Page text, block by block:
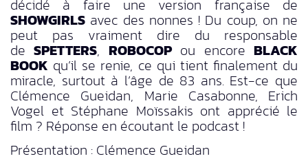
décidé à faire une version française de
SHOWGIRLS avec des nonnes ! Du coup, on ne
peut pas vraiment dire du responsable
deSPETTERS, ROBOCOPou encoreBLACK
BOOK qu’il se renie, ce qui tient finalement du
miracle, surtout à l’âge de 83 ans. Est-ce que
Clémence Gueidan, Marie Casabonne, Erich
Vogel et Stéphane Moïssakis ont apprécié le
film ? Réponse en écoutant le podcast !
Présentation : Clémence Gueidan